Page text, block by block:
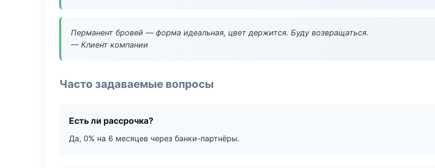
Перманент бровей — форма идеальная, цвет держится. Буду возвращаться.
— Клиент компании
Часто задаваемые вопросы
Есть ли рассрочка?
Да, 0% на 6 месяцев через банки-партнёры.